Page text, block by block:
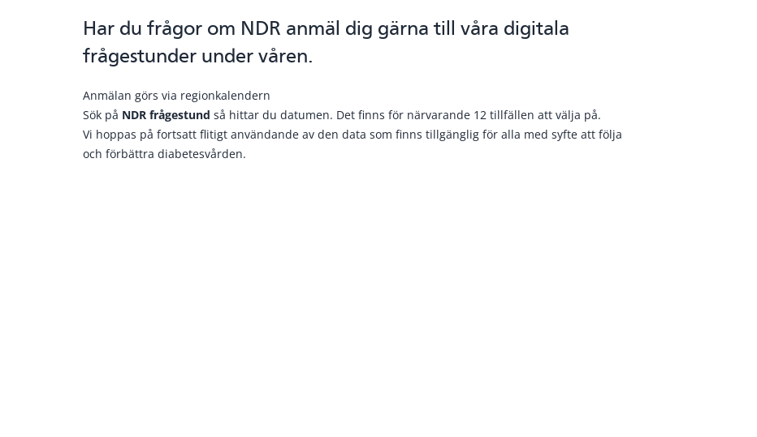
Har du frågor om NDR anmäl dig gärna till våra digitala
frågestunder under våren.
Anmälan görs via regionkalendern
Sök på NDR frågestund så hittar du datumen. Det finns för närvarande 12 tillfällen att välja på.
Vi hoppas på fortsatt flitigt användande av den data som finns tillgänglig för alla med syfte att följa
och förbättra diabetesvården.